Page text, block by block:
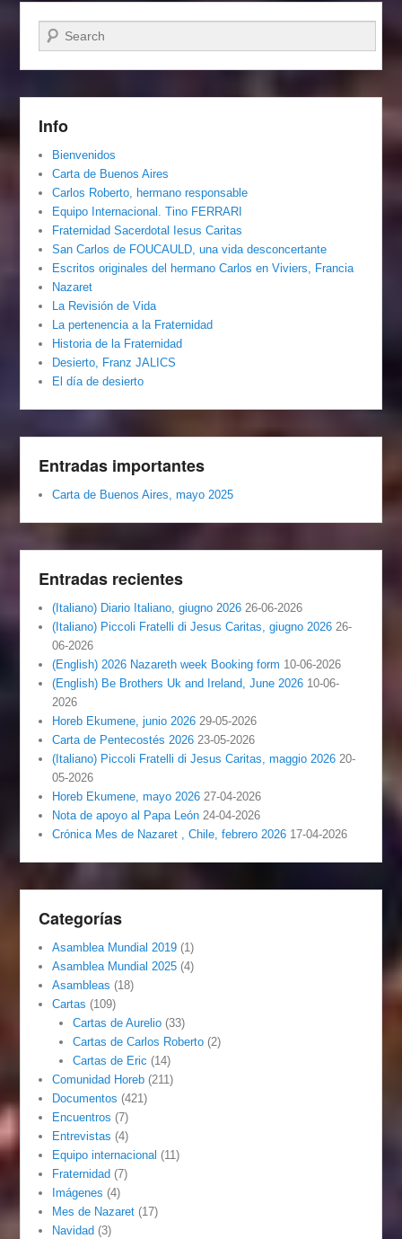
Buscar
Info
Bienvenidos
Carta de Buenos Aires
Carlos Roberto, hermano responsable
Equipo Internacional. Tino FERRARI
Fraternidad Sacerdotal Iesus Caritas
San Carlos de FOUCAULD, una vida desconcertante
Escritos originales del hermano Carlos en Viviers, Francia
Nazaret
La Revisión de Vida
La pertenencia a la Fraternidad
Historia de la Fraternidad
Desierto, Franz JALICS
El día de desierto
Entradas importantes
Carta de Buenos Aires, mayo 2025
Entradas recientes
(Italiano) Diario Italiano, giugno 2026 26-06-2026
(Italiano) Piccoli Fratelli di Jesus Caritas, giugno 2026 26-
06-2026
(English) 2026 Nazareth week Booking form 10-06-2026
(English) Be Brothers Uk and Ireland, June 2026 10-06-
2026
Horeb Ekumene, junio 2026 29-05-2026
Carta de Pentecostés 2026 23-05-2026
(Italiano) Piccoli Fratelli di Jesus Caritas, maggio 2026 20-
05-2026
Horeb Ekumene, mayo 2026 27-04-2026
Nota de apoyo al Papa León 24-04-2026
Crónica Mes de Nazaret , Chile, febrero 2026 17-04-2026
Categorías
Asamblea Mundial 2019 (1)
Asamblea Mundial 2025 (4)
Asambleas (18)
Cartas (109)
Cartas de Aurelio(33)
Cartas de Carlos Roberto(2)
Cartas de Eric (14)
Comunidad Horeb (211)
Documentos (421)
Encuentros (7)
Entrevistas (4)
Equipo internacional (11)
Fraternidad (7)
Imágenes (4)
Mes de Nazaret (17)
Navidad (3)